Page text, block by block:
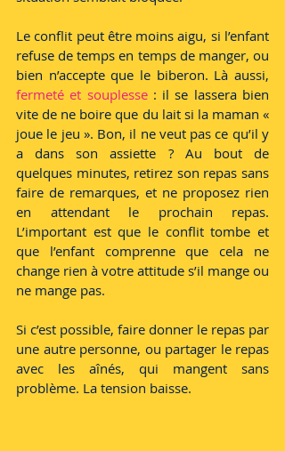
Le conflit peut être moins aigu, si l’enfant
refuse de temps en temps de manger, ou
bien n’accepte que le biberon. Là aussi,
fermeté et souplesse : il se lassera bien
vite de ne boire que du lait si la maman «
joue le jeu ». Bon, il ne veut pas ce qu’il y
a dans son assiette ? Au bout de
quelques minutes, retirez son repas sans
faire de remarques, et ne proposez rien
en attendant le prochain repas.
L’important est que le conflit tombe et
que l’enfant comprenne que cela ne
change rien à votre attitude s’il mange ou
ne mange pas.
Si c’est possible, faire donner le repas par
une autre personne, ou partager le repas
avec les aînés, qui mangent sans
problème. La tension baisse.